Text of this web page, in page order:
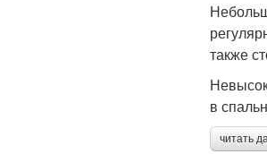
также
в
читать